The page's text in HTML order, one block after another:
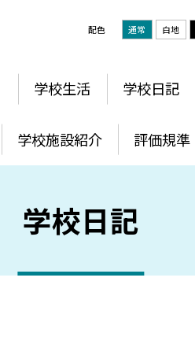
配色 通常 白地
学校生活 学校日記
学校施設紹介 評価規準
学校日記